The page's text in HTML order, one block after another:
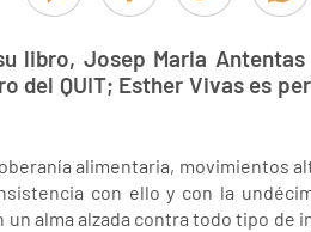
libro, Josep Maria
del QUIT; Esther Vivas es
alimentaria, movimientos
con ello y con la
alma alzada contra todo tipo de